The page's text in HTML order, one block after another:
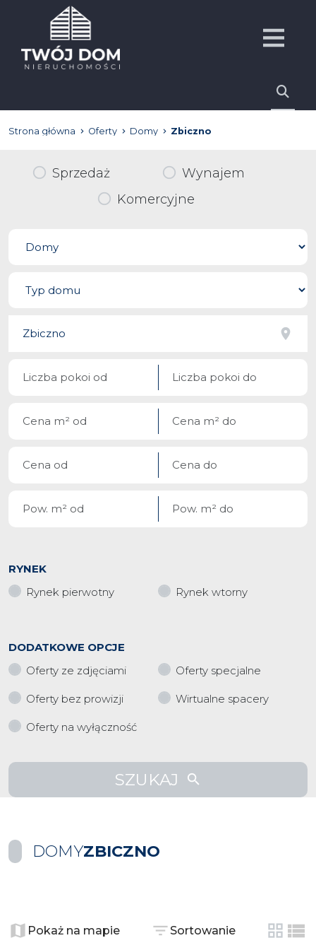
Strona główna Oferty Domy Zbiczno
Sprzedaż
Wynajem
Komercyjne
RYNEK
Rynek pierwotny
Rynek wtorny
DODATKOWE OPCJE
Oferty ze zdjęciami
Oferty specjalne
Oferty bez prowizji Wirtualne spacery
Oferty na wyłączność
SZUKAJ
DOMYZBICZNO
−
Pokaż na mapie Sortowanie
tabela